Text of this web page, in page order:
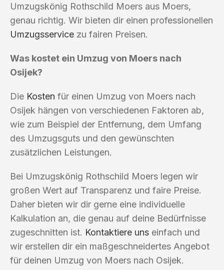
Umzugskönig Rothschild Moers aus Moers,
genau richtig. Wir bieten dir einen professionellen
Umzugsservice zu fairen Preisen.
Was kostet ein Umzug von Moers nach
Osijek?
Die Kosten für einen Umzug von Moers nach
Osijek hängen von verschiedenen Faktoren ab,
wie zum Beispiel der Entfernung, dem Umfang
des Umzugsguts und den gewünschten
zusätzlichen Leistungen.
Bei Umzugskönig Rothschild Moers legen wir
großen Wert auf Transparenz und faire Preise.
Daher bieten wir dir gerne eine individuelle
Kalkulation an, die genau auf deine Bedürfnisse
zugeschnitten ist. Kontaktiere uns einfach und
wir erstellen dir ein maßgeschneidertes Angebot
für deinen Umzug von Moers nach Osijek.